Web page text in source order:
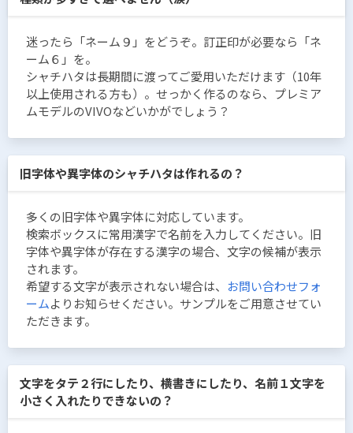
迷ったら「ネーム９」をどうぞ。訂正印が必要なら「ネ
ーム６」を。
シャチハタは長期間に渡ってご愛用いただけます（10年
以上使用される方も）。せっかく作るのなら、プレミア
ムモデルのVIVOなどいかがでしょう？
旧字体や異字体のシャチハタは作れるの？
多くの旧字体や異字体に対応しています。
検索ボックスに常用漢字で名前を入力してください。旧
字体や異字体が存在する漢字の場合、文字の候補が表示
されます。
希望する文字が表示されない場合は、 お問い合わせフォ
ームよりお知らせください。サンプルをご用意させてい
ただきます。
文字をタテ２行にしたり、横書きにしたり、名前１文字を
小さく入れたりできないの？